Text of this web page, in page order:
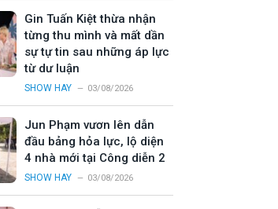
Gin Tuấn Kiệt thừa nhận
từng thu mình và mất dần
sự tự tin sau những áp lực
từ dư luận
SHOW HAY 03/08/2026
Jun Phạm vươn lên dẫn
đầu bảng hỏa lực, lộ diện
4 nhà mới tại Công diễn 2
SHOW HAY 03/08/2026